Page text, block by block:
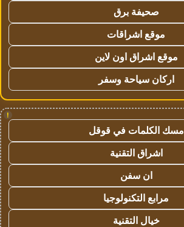
صحيفة برق
موقع اشراقات
موقع اشراق اون لاين
اركان سياحة وسفر
!
مسك الكلمات في قوقل
اشراق التقنية
ان سفن
مرابع التكنولوجيا
خيال التقنية